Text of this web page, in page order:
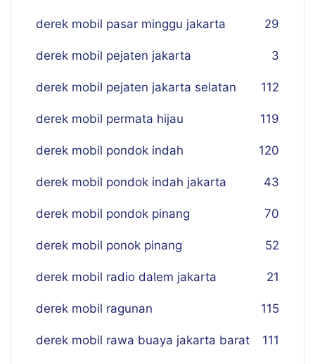
derek mobil pasar minggu jakarta 29
derek mobil pejaten jakarta 3
derek mobil pejaten jakarta selatan 112
derek mobil permata hijau 119
derek mobil pondok indah 120
derek mobil pondok indah jakarta 43
derek mobil pondok pinang 70
derek mobil ponok pinang 52
derek mobil radio dalem jakarta 21
derek mobil ragunan 115
derek mobil rawa buaya jakarta barat 111